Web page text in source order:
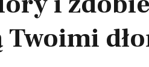
Twoimi